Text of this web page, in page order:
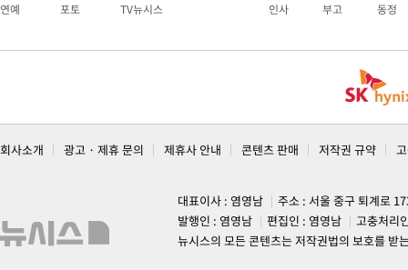
연예 포토 TV뉴시스 인사 부고 동정
회사소개 광고 · 제휴 문의 제휴사 안내 콘텐츠 판매 저작권 규약
대표이사 : 염영남
주소 : 서울 중구 퇴계로
발행인 : 염영남
편집인 : 염영남
고충처리
뉴시스의 모든 콘텐츠는 저작권법의 보호를